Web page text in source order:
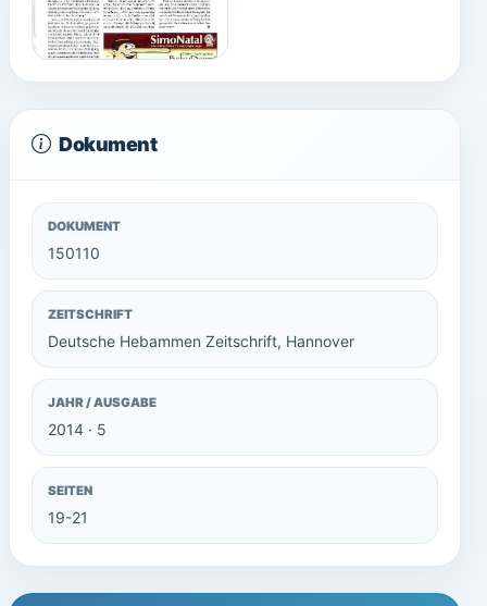
Dokument
DOKUMENT
150110
ZEITSCHRIFT
Deutsche Hebammen Zeitschrift, Hannover
JAHR / AUSGABE
2014 · 5
SEITEN
19-21